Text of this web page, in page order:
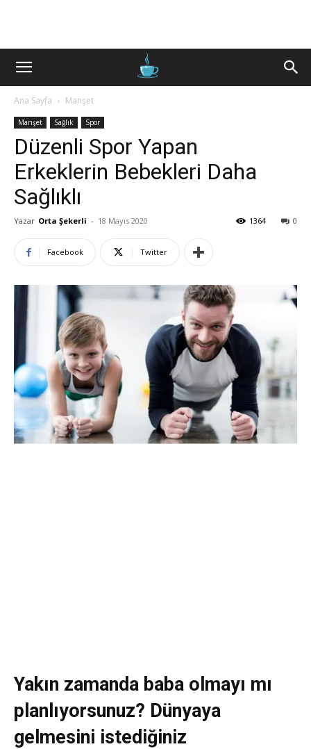
Ana Sayfa Manşet
Manşet Sağlık Spor
Düzenli Spor Yapan
Erkeklerin Bebekleri Daha
Sağlıklı
Yazar Orta Şekerli - 18 Mayıs 2020 0
1364
Facebook Twitter
Yakın zamanda baba olmayı mı
planlıyorsunuz? Dünyaya
gelmesini istediğiniz